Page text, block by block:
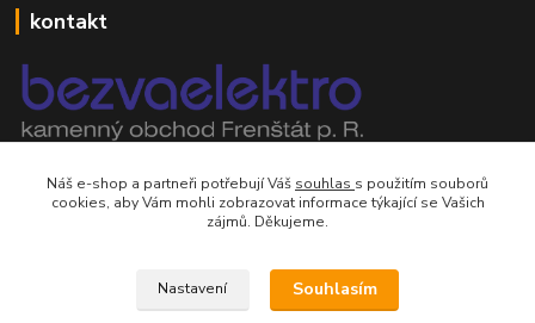
kontakt
mobil 605 268 512
Po-Pá, 8-16 hod.
Náš e-shop a partneři potřebují Váš souhlas s použitím souborů
cookies, aby Vám mohli zobrazovat informace týkající se Vašich
zájmů. Děkujeme.
Nastavení Souhlasím